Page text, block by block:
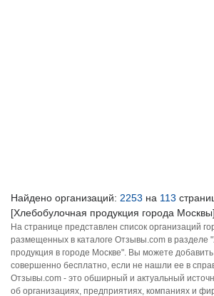
Найдено организаций: 2253 на 113
[Хлебобулочная продукция города Москвы].
На странице представлен список организаций
размещенных в каталоге Отзывы.com в разделе
продукция в городе Москве". Вы можете
совершенно бесплатно, если не нашли ее в
Отзывы.com - это обширный и актуальный
об организациях, предприятиях, компаниях и